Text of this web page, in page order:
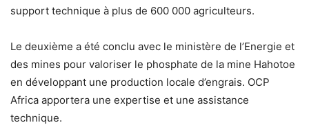
support technique à plus de 600 000 agriculteurs.
Le deuxième a été conclu avec le ministère de l’Energie et
des mines pour valoriser le phosphate de la mine Hahotoe
en développant une production locale d’engrais. OCP
Africa apportera une expertise et une assistance
technique.